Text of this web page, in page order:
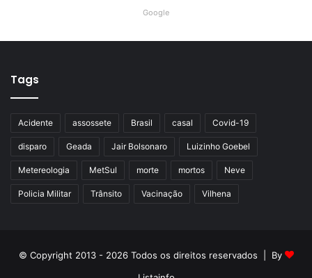
Google
Tags
Acidente assossete Brasil casal Covid-19
disparo Geada Jair Bolsonaro Luizinho Goebel
Metereologia MetSul morte mortos Neve
Policia Militar Trânsito Vacinação Vilhena
© Copyright 2013 - 2026 Todos os direitos reservados | By